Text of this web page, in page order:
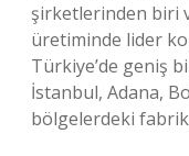
şirketlerinden biri
üretiminde lider
Türkiye’de geniş
İstanbul, Adana,
bölgelerdeki